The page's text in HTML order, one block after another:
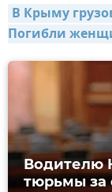
В Крыму
Погибли
Водителю
тюрьмы за